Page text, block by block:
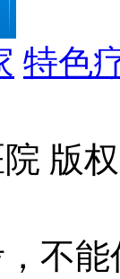
特色
版
不